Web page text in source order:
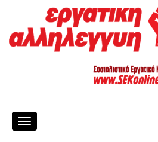
Toggle